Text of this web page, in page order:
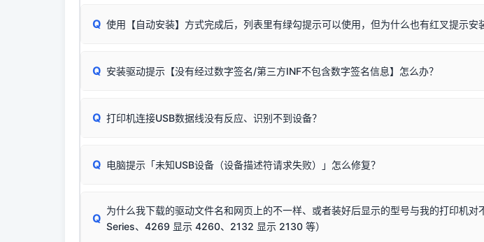
Q 使用【自动安装】方式完成后，列表里有绿勾提示可以使用，但为什么也有红叉提示安
由于本站驱动包集成了32位和64位驱动，自动安装程序在运行时会检测您的系统位数，并
✔ 可以使用了 ：代表与您当前电脑系统相兼容的驱动已安
结论：只要窗口里出现了任意一个绿色对勾，直接关闭窗口去
Q 安装驱动提示【没有经过数字签名/第三方INF不包含数字签名信息】怎么办？
🛡️ 本站驱动均经过严格签名。但由于微软系统安全限制，
部分新版 Windows 系统
该报错是因为老款打印机官方使用的是旧版签名，新版 Win10/Win11 系统不再默认兼容，
（提醒：此方式仅在安装老款驱动时临时开启，日常正常使用无需长期关闭系统安全校验。）
Q 打印机连接USB数据线没有反应、识别不到设备？
首先确认打印机电源已开启，USB数据线两端已完全插紧；
排除线材松动后，可尝试更换一条USB数据线，或在设备管理器中点击【扫描检测硬件
Q 电脑提示「未知USB设备（设备描述符请求失败）」怎么修复？
将USB数据线两端全部拔下，重新插紧；
台式电脑请务必插在机箱后置USB插口，切勿使用前置插口或外接拓展坞；
Q
为什么我下载的驱动文件名和网页上的不一样、或者装好后显示的型号与我的打印机
Series、4269 显示 4260、2132 显示 2130 等）